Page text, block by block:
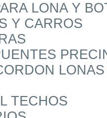
LONA Y
Y CARROS
LONAS
TECHOS